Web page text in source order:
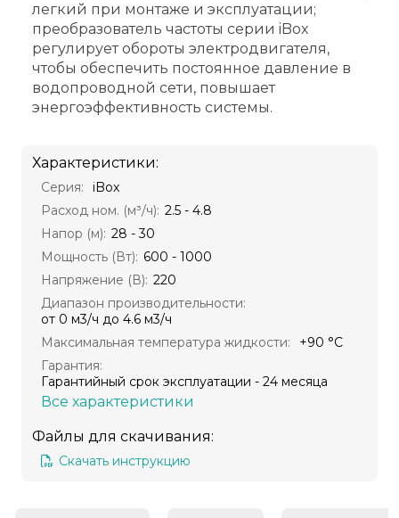
легкий при монтаже и эксплуатации;
преобразователь частоты серии iBox
регулирует обороты электродвигателя,
чтобы обеспечить постоянное давление в
водопроводной сети, повышает
энергоэффективность системы.
Характеристики:
Серия:
iBox
Расход ном. (м³/ч): 2.5 - 4.8
Напор (м): 28 - 30
Мощность (Вт): 600 - 1000
Напряжение (В): 220
Диапазон производительности:
от 0 м3/ч до 4.6 м3/ч
Максимальная температура жидкости:
+90 °С
Гарантия:
Гарантийный срок эксплуатации - 24 месяца
Все характеристики
Файлы для скачивания:
Скачать инструкцию